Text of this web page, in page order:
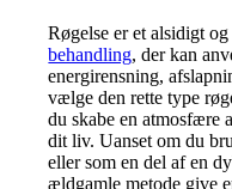
Røgelse er et alsidigt
behandling, der kan
energirensning,
vælge den rette type
du skabe en atmosfære
dit liv. Uanset om du
eller som en del af en
ældgamle metode give